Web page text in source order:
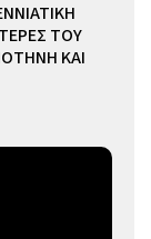
ΤΟΥ
ΚΑΙ